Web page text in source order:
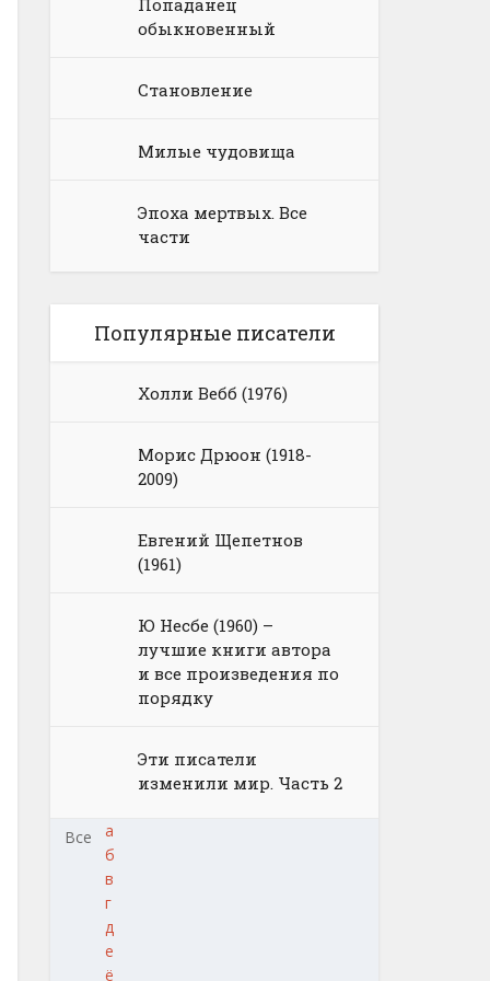
Попаданец
обыкновенный
Становление
Милые чудовища
Эпоха мертвых. Все
части
Популярные писатели
Холли Вебб (1976)
Морис Дрюон (1918-
2009)
Евгений Щепетнов
(1961)
Ю Несбе (1960) –
лучшие книги автора
и все произведения по
порядку
Эти писатели
изменили мир. Часть 2
Все
а
б
в
г
д
е
ё